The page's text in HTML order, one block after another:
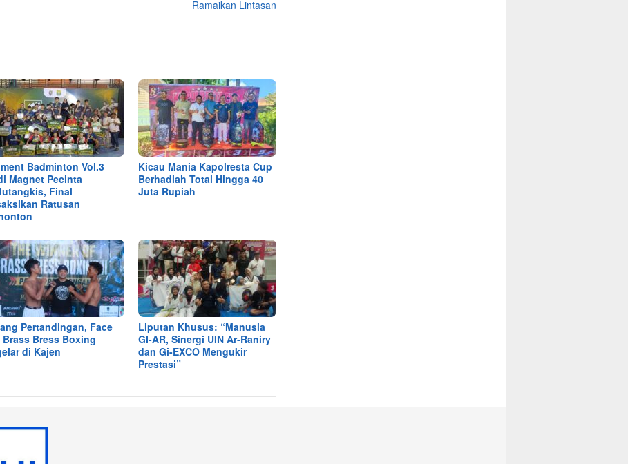
Ramaikan Lintasan
Badminton Vol.3
Magnet Pecinta
Final
Ratusan
Kicau Mania Kapolresta Cup
Berhadiah Total Hingga 40
Juta Rupiah
Pertandingan, Face
Brass Bress Boxing
di Kajen
Liputan Khusus: “Manusia
GI-AR, Sinergi UIN Ar-Raniry
dan Gi-EXCO Mengukir
Prestasi”